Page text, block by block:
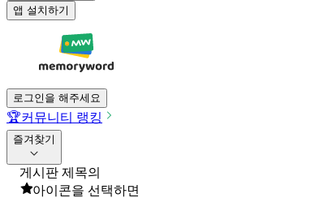
앱 설치하기
로그인을 해주세요
🏆커뮤니티 랭킹
즐겨찾기
게시판 제목의
아이콘을 선택하면